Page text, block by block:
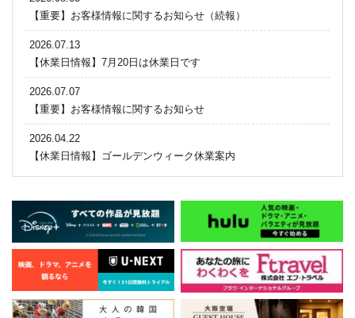
【重要】お客様情報に関するお知らせ（続報）
2026.07.13
【休業日情報】7月20日は休業日です
2026.07.07
【重要】お客様情報に関するお知らせ
2026.04.22
【休業日情報】ゴールデンウィーク休業案内